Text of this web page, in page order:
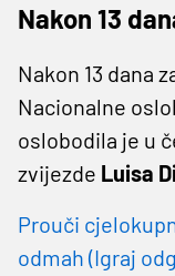
Nakon 13
Nakon 13 dana
Nacionalne
oslobodila je u
zvijezde Luisa
Prouči
odmah (Igraj